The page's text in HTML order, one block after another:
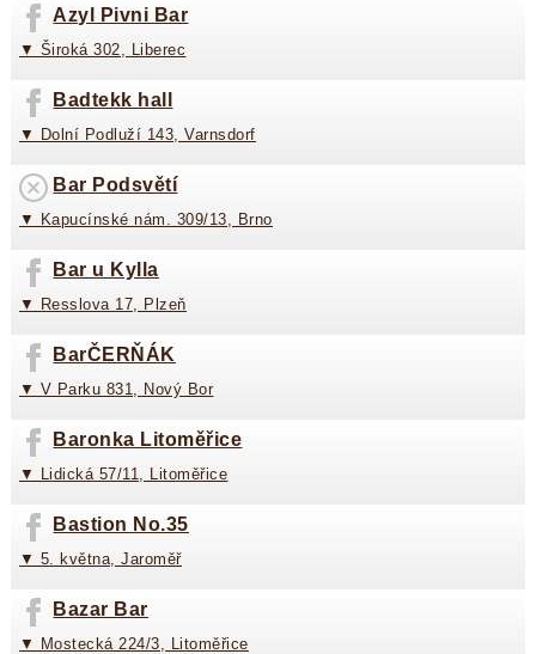
Azyl Pivni Bar
▼ Široká 302, Liberec
Badtekk hall
▼ Dolní Podluží 143, Varnsdorf
Bar Podsvětí
▼ Kapucínské nám. 309/13, Brno
Bar u Kylla
▼ Resslova 17, Plzeň
BarČERŇÁK
▼ V Parku 831, Nový Bor
Baronka Litoměřice
▼ Lidická 57/11, Litoměřice
Bastion No.35
▼ 5. května, Jaroměř
Bazar Bar
▼ Mostecká 224/3, Litoměřice